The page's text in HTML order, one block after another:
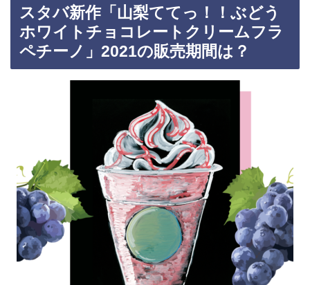
スタバ新作「山梨ててっ！！ぶどう
ホワイトチョコレートクリームフラ
ペチーノ」2021の販売期間は？